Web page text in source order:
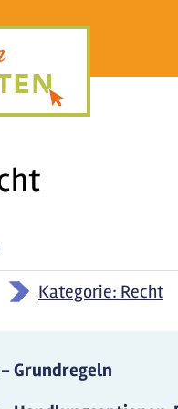
» Kategorie: Recht
Grundregeln